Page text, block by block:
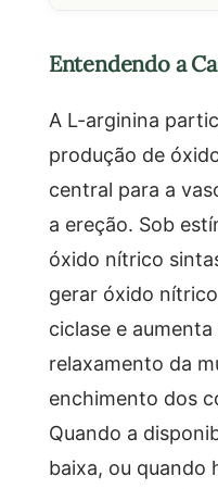
Entendendo a
A L-arginina
produção de
central para a
a ereção. Sob
óxido nítrico
gerar óxido
ciclase e
relaxamento da
enchimento dos
Quando a
baixa, ou quando